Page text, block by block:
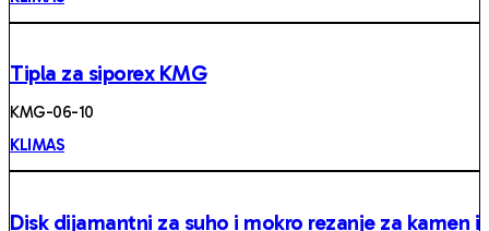
Tipla za siporex KMG
KMG-06-10
KLIMAS
Disk dijamantni za suho i mokro rezanje za kamen i